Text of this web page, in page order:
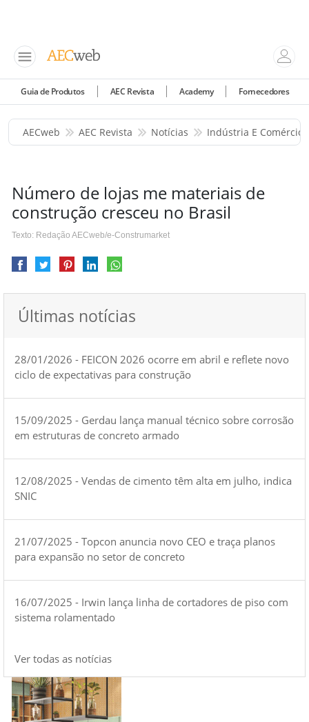
Guia de Produtos AEC Revista Academy Fornecedores
AECweb AEC Revista Notícias Indústria E Comércio
Número de lojas me materiais de
construção cresceu no Brasil
Texto: Redação AECweb/e-Construmarket
Últimas notícias
28/01/2026 - FEICON 2026 ocorre em abril e reflete novo
ciclo de expectativas para construção
15/09/2025 - Gerdau lança manual técnico sobre corrosão
em estruturas de concreto armado
12/08/2025 - Vendas de cimento têm alta em julho, indica
SNIC
21/07/2025 - Topcon anuncia novo CEO e traça planos
para expansão no setor de concreto
16/07/2025 - Irwin lança linha de cortadores de piso com
sistema rolamentado
Ver todas as notícias